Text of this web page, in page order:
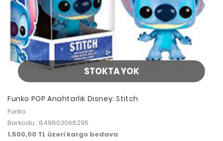
STOKTA YOK
Funko POP Anahtarlık Disney: Stitch
Funko
Barkodu : 849803068295
1.500,00 TL üzeri kargo bedava